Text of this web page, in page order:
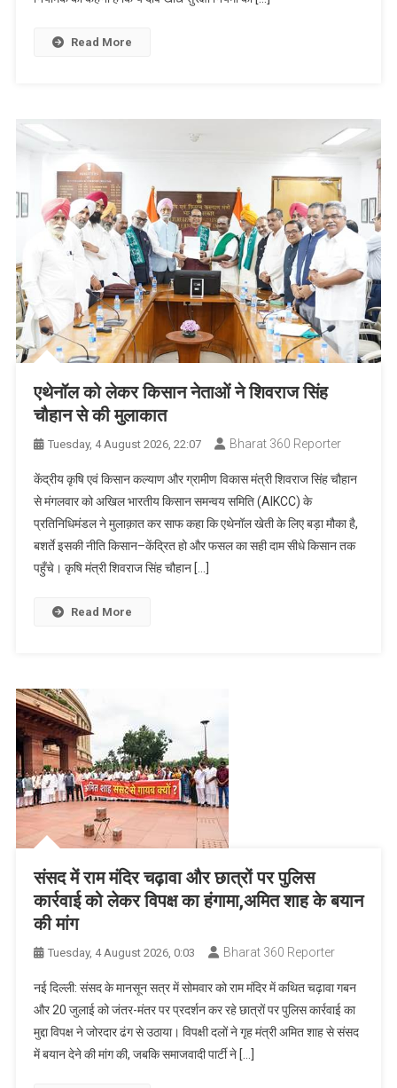
Read More
एथेनॉल को लेकर किसान नेताओं ने शिवराज सिंह
चौहान से की मुलाकात
Tuesday, 4 August 2026, 22:07 Bharat 360 Reporter
केंद्रीय कृषि एवं किसान कल्याण और ग्रामीण विकास मंत्री शिवराज सिंह चौहान
से मंगलवार को अखिल भारतीय किसान समन्वय समिति (AIKCC) के
प्रतिनिधिमंडल ने मुलाक़ात कर साफ कहा कि एथेनॉल खेती के लिए बड़ा मौका है,
बशर्ते इसकी नीति किसान–केंद्रित हो और फसल का सही दाम सीधे किसान तक
पहुँचे। कृषि मंत्री शिवराज सिंह चौहान […]
Read More
संसद में राम मंदिर चढ़ावा और छात्रों पर पुलिस
कार्रवाई को लेकर विपक्ष का हंगामा,अमित शाह के बयान
की मांग
Tuesday, 4 August 2026, 0:03 Bharat 360 Reporter
नई दिल्ली: संसद के मानसून सत्र में सोमवार को राम मंदिर में कथित चढ़ावा गबन
और 20 जुलाई को जंतर-मंतर पर प्रदर्शन कर रहे छात्रों पर पुलिस कार्रवाई का
मुद्दा विपक्ष ने जोरदार ढंग से उठाया। विपक्षी दलों ने गृह मंत्री अमित शाह से संसद
में बयान देने की मांग की, जबकि समाजवादी पार्टी ने […]